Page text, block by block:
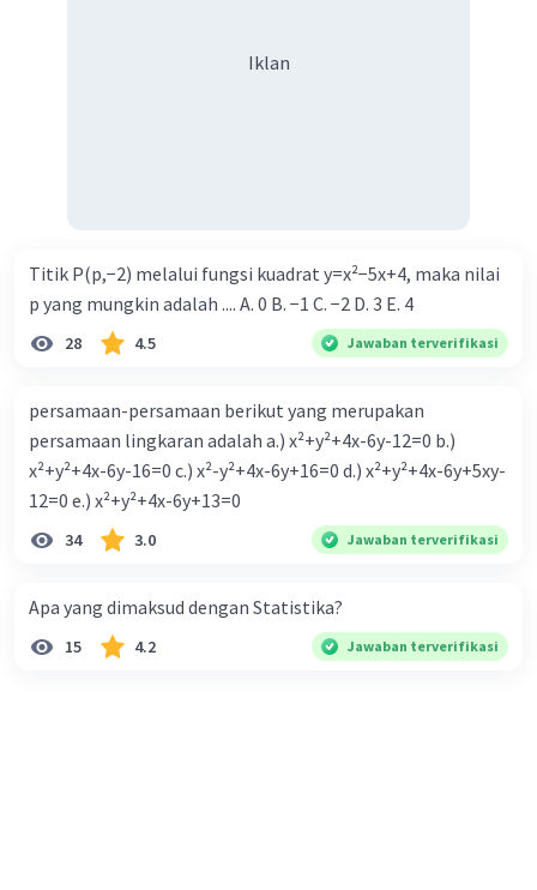
Iklan
Titik P(p,−2) melalui fungsi kuadrat y=x²−5x+4, maka nilai
p yang mungkin adalah .... A. 0 B. −1 C. −2 D. 3 E. 4
28 4.5 Jawaban terverifikasi
persamaan-persamaan berikut yang merupakan
persamaan lingkaran adalah a.) x²+y²+4x-6y-12=0 b.)
x²+y²+4x-6y-16=0 c.) x²-y²+4x-6y+16=0 d.) x²+y²+4x-6y+5xy-
12=0 e.) x²+y²+4x-6y+13=0
34 3.0 Jawaban terverifikasi
Apa yang dimaksud dengan Statistika?
15 4.2 Jawaban terverifikasi